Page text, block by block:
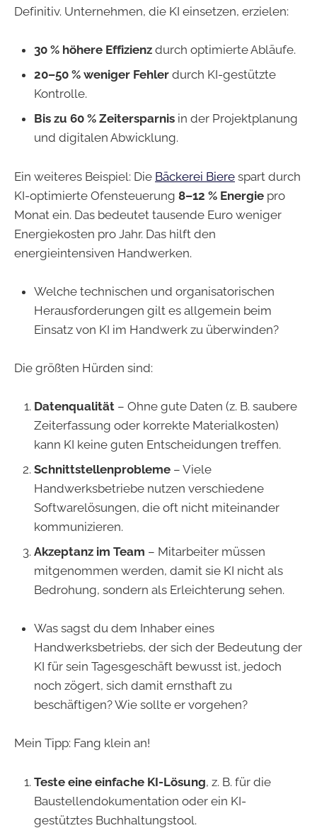
Definitiv. Unternehmen, die KI einsetzen, erzielen:
30 % höhere Effizienz durch optimierte Abläufe.
20–50 % weniger Fehler durch KI-gestützte
Kontrolle.
Bis zu 60 % Zeitersparnis in der Projektplanung
und digitalen Abwicklung.
Ein weiteres Beispiel: Die Bäckerei Biere spart durch
KI-optimierte Ofensteuerung 8–12 % Energie pro
Monat ein. Das bedeutet tausende Euro weniger
Energiekosten pro Jahr. Das hilft den
energieintensiven Handwerken.
Welche technischen und organisatorischen
Herausforderungen gilt es allgemein beim
Einsatz von KI im Handwerk zu überwinden?
Die größten Hürden sind:
Datenqualität – Ohne gute Daten (z. B. saubere
Zeiterfassung oder korrekte Materialkosten)
kann KI keine guten Entscheidungen treffen.
Schnittstellenprobleme – Viele
Handwerksbetriebe nutzen verschiedene
Softwarelösungen, die oft nicht miteinander
kommunizieren.
Akzeptanz im Team – Mitarbeiter müssen
mitgenommen werden, damit sie KI nicht als
Bedrohung, sondern als Erleichterung sehen.
Was sagst du dem Inhaber eines
Handwerksbetriebs, der sich der Bedeutung der
KI für sein Tagesgeschäft bewusst ist, jedoch
noch zögert, sich damit ernsthaft zu
beschäftigen? Wie sollte er vorgehen?
Mein Tipp: Fang klein an!
Teste eine einfache KI-Lösung, z. B. für die
Baustellendokumentation oder ein KI-
gestütztes Buchhaltungstool.